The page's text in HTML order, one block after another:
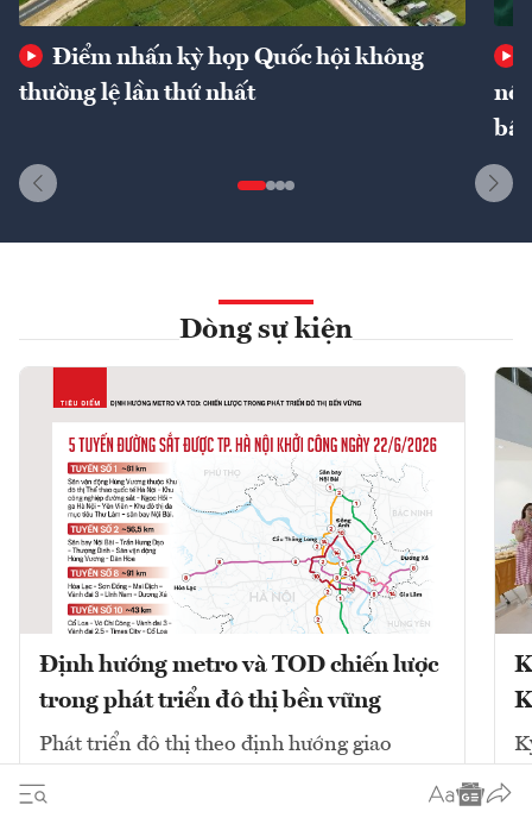
Điểm nhấn kỳ họp Quốc hội không
thường lệ lần thứ nhất
Dòng sự kiện
Định hướng metro và TOD chiến lược
trong phát triển đô thị bền vững
Phát triển đô thị theo định hướng giao
lưới đường sắt đô thị (metro) là chiến lược